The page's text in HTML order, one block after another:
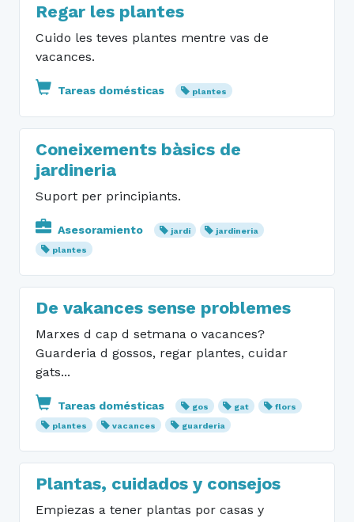
Regar les plantes
Cuido les teves plantes mentre vas de
vacances.
Tareas domésticas plantes
Coneixements bàsics de
jardineria
Suport per principiants.
Asesoramiento jardí
jardineria
plantes
De vakances sense problemes
Marxes d cap d setmana o vacances?
Guarderia d gossos, regar plantes, cuidar
gats...
Tareas domésticas gos gat
flors
plantes
vacances guarderia
Plantas, cuidados y consejos
Empiezas a tener plantas por casas y